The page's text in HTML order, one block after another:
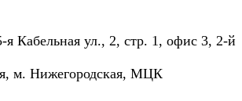
я Кабельная ул., 2, стр. 1, офис 3, 2-й
м. Нижегородская, МЦК